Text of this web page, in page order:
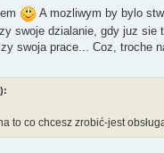
A mozliwym by bylo
swoje dzialanie, gdy juz
swoja prace... Coz, troche
to co chcesz zrobić-jest